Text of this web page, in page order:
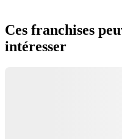
Ces franchises
intéresser